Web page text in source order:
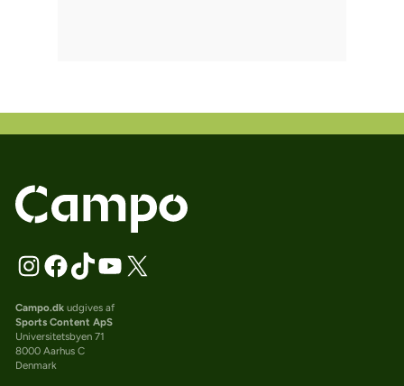
Campo.dkudgives af
Sports Content ApS
Universitetsbyen 71
8000 Aarhus C
Denmark